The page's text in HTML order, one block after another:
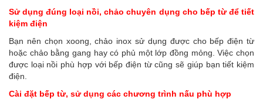
Sử dụng đúng loại nồi, chảo chuyên dụng cho bếp từ để tiết
kiệm điện
Bạn nên chọn xoong, chảo inox sử dụng được cho bếp điện từ
hoặc chảo bằng gang hay có phủ một lớp đồng mỏng. Việc chọn
được loại nồi phù hợp với bếp điện từ cũng sẽ giúp bạn tiết kiệm
điện.
Cài đặt bếp từ, sử dụng các chương trình nấu phù hợp